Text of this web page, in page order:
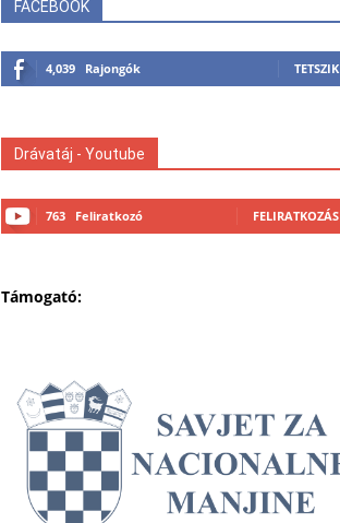
FACEBOOK
4,039 Rajongók TETSZIK
Drávatáj - Youtube
763 Feliratkozó FELIRATKOZÁS
Támogató: